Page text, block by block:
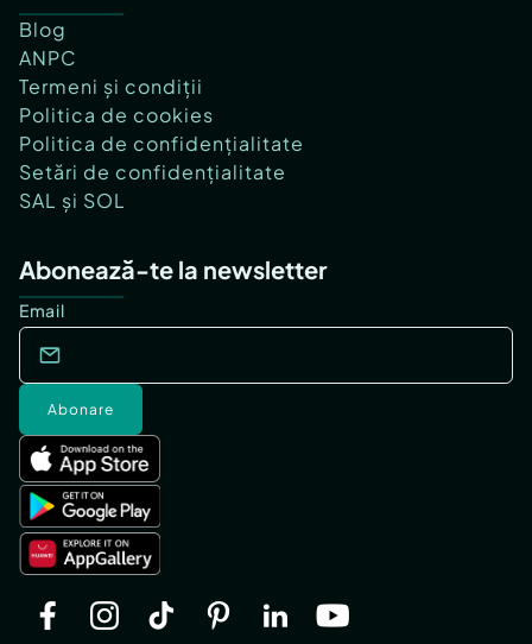
Blog
ANPC
Termeni și condiții
Politica de cookies
Politica de confidențialitate
Setări de confidențialitate
SAL și SOL
Abonează-te la newsletter
Email
Abonare